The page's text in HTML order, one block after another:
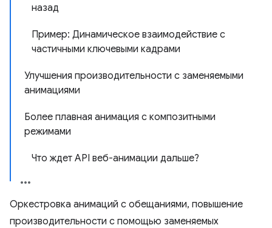
назад
Пример: Динамическое взаимодействие с
частичными ключевыми кадрами
Улучшения производительности с заменяемыми
анимациями
Более плавная анимация с композитными
режимами
Что ждет API веб-анимации дальше?
Оркестровка анимаций с обещаниями, повышение
производительности с помощью заменяемых